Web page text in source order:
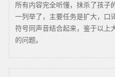
所有内容完全听懂，抹杀了孩子
一列举了，主要任务是扩大，口
符号同声音结合起来，鉴于以上
的问题。